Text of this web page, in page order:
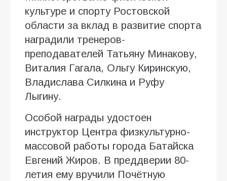
культуре и спорту Ростовской
области за вклад в развитие спорта
наградили тренеров-
преподавателей Татьяну Минакову,
Виталия Гагала, Ольгу Киринскую,
Владислава Силкина и Руфу
Лыгину.
Особой награды удостоен
инструктор Центра физкультурно-
массовой работы города Батайска
Евгений Жиров. В преддверии 80-
летия ему вручили Почётную